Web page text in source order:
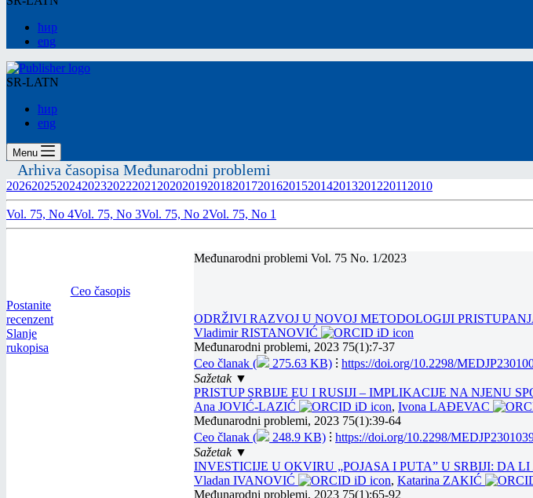
ћир
eng
SR-LATN
ћир
eng
Menu
Arhiva časopisa Međunarodni problemi
202620252024202320222021 2020201920182017201620152014201320122011 2010
Vol. 75, No 4Vol. 75, No 3Vol. 75, No 2Vol. 75, No 1
Ceo časopis
Postanite
recenzent
Slanje
rukopisa
Međunarodni problemi Vol. 75 No. 1/2023
ODRŽIVI RAZVOJ U NOVOJ METODOLOGIJI
Vladimir RISTANOVIĆ
Međunarodni problemi, 2023 75(1):7-37
Ceo članak (
275.63 KB) ⁝https://doi.org/10.2298/
Sažetak ▼
PRISTUP SRBIJE EU I RUSIJI – IMPLIKACIJE NA NJENU
Ana JOVIĆ-LAZIĆ
,Ivona LAĐEVAC
Međunarodni problemi, 2023 75(1):39-64
Ceo članak (
248.9 KB) ⁝https://doi.org/10.2298/
Sažetak ▼
INVESTICIJE U OKVIRU „POJASA I PUTA” U SRBIJI: DA
Vladan IVANOVIĆ
,Katarina ZAKIĆ
Međunarodni problemi, 2023 75(1):65-92